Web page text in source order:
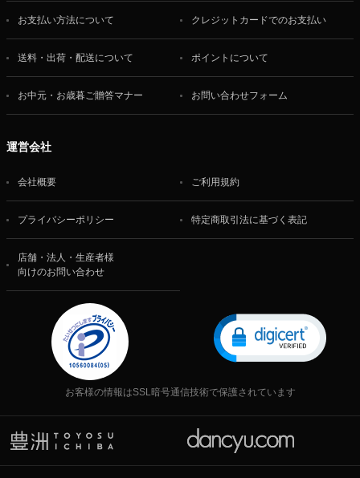
お支払い方法について クレジットカードでのお支払い
送料・出荷・配送について ポイントについて
お中元・お歳暮ご贈答マナー お問い合わせフォーム
運営会社
会社概要 ご利用規約
プライバシーポリシー 特定商取引法に基づく表記
店舗・法人・生産者様
向けのお問い合わせ
お客様の情報はSSL暗号通信技術で保護されています